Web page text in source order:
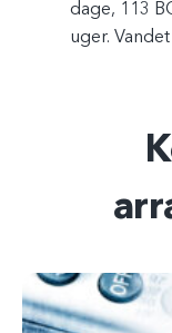
dage, 113
uger.